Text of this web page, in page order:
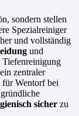
sondern stellen
Spezialreiniger
und vollständig
und
zentraler
für Wentorf bei
sicher zu